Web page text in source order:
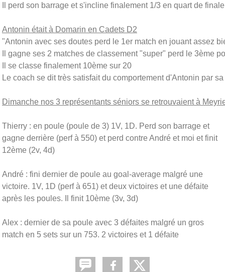
Il perd son barrage et s'incline finalement 1/3 en quart de
Antonin était à Domarin en Cadets D2
"Antonin avec ses doutes perd le 1er match en jouant assez
Il gagne ses 2 matches de classement "super" perd le 3ème
Il se classe finalement 10ème sur 20
Le coach se dit très satisfait du comportement d'Antonin par
Dimanche nos 3 représentants séniors se retrouvaient à
Thierry : en poule (poule de 3) 1V, 1D. Perd son barrage et
gagne derrière (perf à 550) et perd contre André et moi et finit
12ème (2v, 4d)
André : fini dernier de poule au goal-average malgré une
victoire. 1V, 1D (perf à 651) et deux victoires et une défaite
après les poules. Il finit 10ème (3v, 3d)
Alex : dernier de sa poule avec 3 défaites malgré un gros
match en 5 sets sur un 753. 2 victoires et 1 défaite